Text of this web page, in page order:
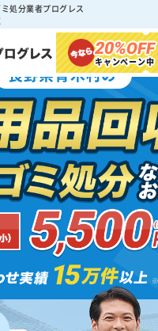
処分業者プログレス
20%OFF
キャンペーン中
長野県青木村の